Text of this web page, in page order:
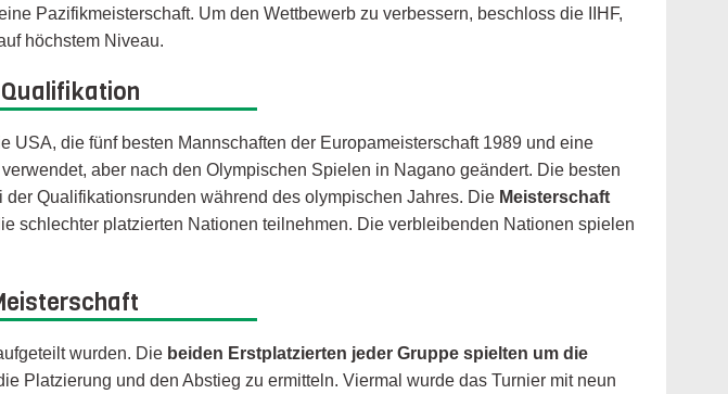
Pazifikmeisterschaft. Um den Wettbewerb zu verbessern, beschloss die IIHF,
höchstem Niveau.
die fünf besten Mannschaften der Europameisterschaft 1989 und eine
aber nach den Olympischen Spielen in Nagano geändert. Die besten
Qualifikationsrunden während des olympischen Jahres. Die Meisterschaft
schlechter platzierten Nationen teilnehmen. Die verbleibenden Nationen spielen
wurden. Die beiden Erstplatzierten jeder Gruppe spielten um die
Platzierung und den Abstieg zu ermitteln. Viermal wurde das Turnier mit neun